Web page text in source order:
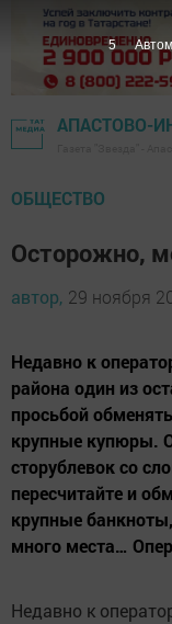
АПАСТОВО-
ОБЩЕСТВО
Осторожно,
автор, 29 ноября
Недавно к
района один из
просьбой
крупные купюры.
сторублевок со
пересчитайте и
крупные
много места…
Недавно к
4